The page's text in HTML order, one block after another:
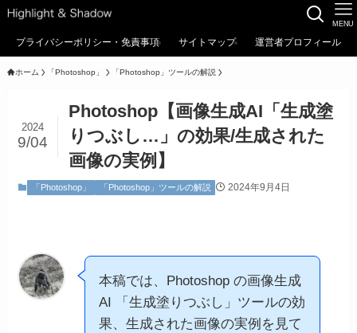
MENU
プライバシーポリシー・免責事項 サイトマップ 運営者プロフィール
ホーム 「Photoshop」 「Photoshop」ツールの解説
Photoshop【画像生成AI「生成塗
りつぶし…」の効果/生成された
画像の実例】
2024
9/04
「Photoshop」 「Photoshop」ツールの解説 2024年9月4日
本稿では、Photoshop の画像生成
AI 「生成塗りつぶし」ツールの効
果、生成された画像の実例を見て